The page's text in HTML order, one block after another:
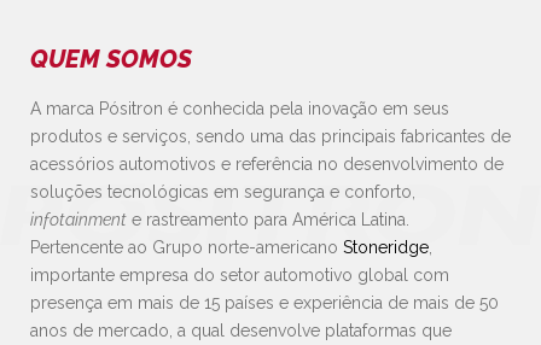
QUEM SOMOS
A marca Pósitron é conhecida pela inovação em seus
produtos e serviços, sendo uma das principais fabricantes de
acessórios automotivos e referência no desenvolvimento de
soluções tecnológicas em segurança e conforto,
infotainment e rastreamento para América Latina.
Pertencente ao Grupo norte-americano Stoneridge
importante empresa do setor automotivo global com
presença em mais de 15 países e experiência de mais de 50
anos de mercado, a qual desenvolve plataformas que